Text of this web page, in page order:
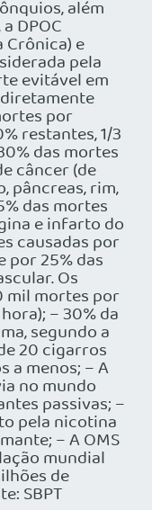
além
DPOC
e
pela
evitável em
por
restantes, 1/3
das mortes
câncer (de
pâncreas, rim,
das mortes
e infarto do
causadas por
por 25% das
Os
mil mortes por
– 30% da
segundo a
20 cigarros
a menos; – A
no mundo
passivas; –
pela nicotina
– A OMS
mundial
de
SBPT